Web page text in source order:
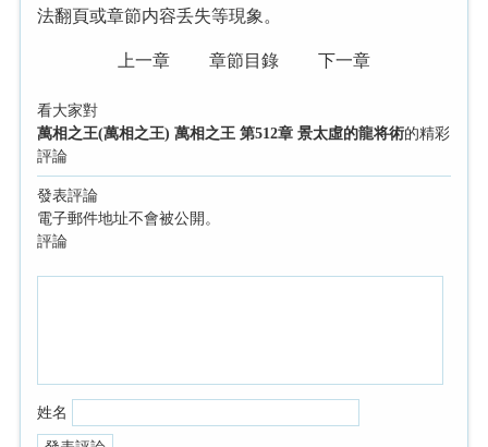
法翻頁或章節内容丢失等現象。
上一章 章節目錄 下一章
看大家對
萬相之王(萬相之王) 萬相之王 第512章 景太虛的龍将術的精彩
評論
發表評論
電子郵件地址不會被公開。
評論
姓名